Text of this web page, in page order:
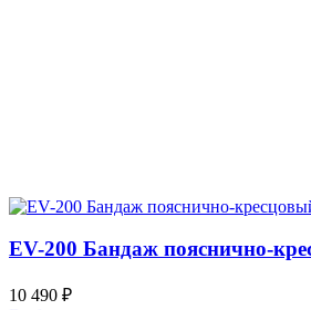
EV-200 Бандаж пояснично-
10 490 ₽